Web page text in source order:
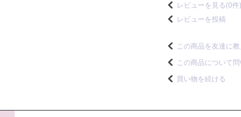
レビューを見る(0件)
レビューを投稿
この商品を友達に教
この商品について
買い物を続ける